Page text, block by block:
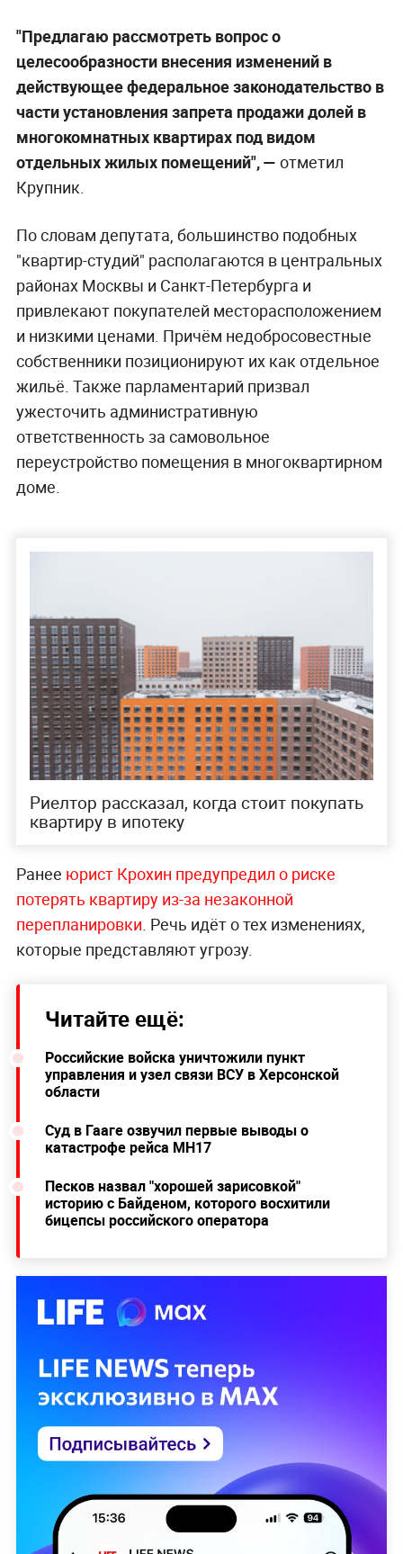
"Предлагаю рассмотреть вопрос о
целесообразности внесения изменений в
действующее федеральное законодательство в
части установления запрета продажи долей в
многокомнатных квартирах под видом
отдельных жилых помещений", — отметил
Крупник.
По словам депутата, большинство подобных
"квартир-студий" располагаются в центральных
районах Москвы и Санкт-Петербурга и
привлекают покупателей месторасположением
и низкими ценами. Причём недобросовестные
собственники позиционируют их как отдельное
жильё. Также парламентарий призвал
ужесточить административную
ответственность за самовольное
переустройство помещения в многоквартирном
доме.
Риелтор рассказал, когда стоит покупать
квартиру в ипотеку
Ранее юрист Крохин предупредил о риске
потерять квартиру из-за незаконной
перепланировки. Речь идёт о тех изменениях,
которые представляют угрозу.
Читайте ещё:
Российские войска уничтожили пункт
управления и узел связи ВСУ в Херсонской
области
Суд в Гааге озвучил первые выводы о
катастрофе рейса MH17
Песков назвал "хорошей зарисовкой"
историю с Байденом, которого восхитили
бицепсы российского оператора